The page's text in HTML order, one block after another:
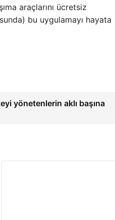
araçlarını ücretsiz
bu uygulamayı hayata
yönetenlerin aklı başına